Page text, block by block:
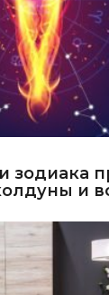
зодиака
и